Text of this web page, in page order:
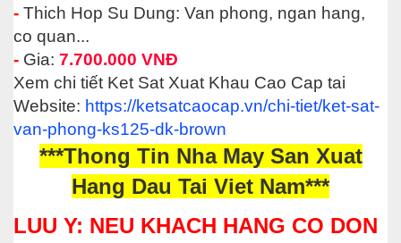
- Thich Hop Su Dung: Van phong, ngan hang,
co quan...
- Gia: 7.700.000 VNĐ
Xem chi tiết Ket Sat Xuat Khau Cao Cap tai
Website: https://ketsatcaocap.vn/chi-tiet/ket-sat-
van-phong-ks125-dk-brown
***Thong Tin Nha May San Xuat
Hang Dau Tai Viet Nam***
LUU Y: NEU KHACH HANG CO DON